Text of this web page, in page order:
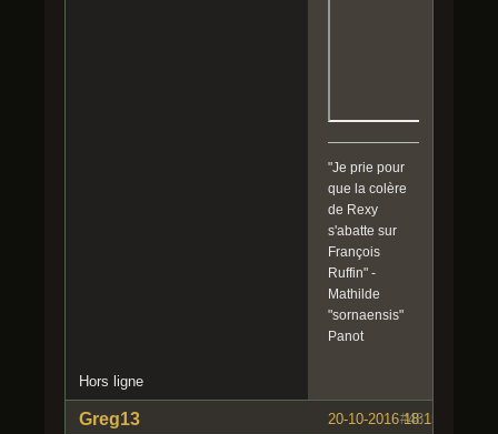
"Je prie pour
que la colère
de Rexy
s'abatte sur
François
Ruffin" -
Mathilde
"sornaensis"
Panot
Hors ligne
#48
20-10-2016 18:15:58
Greg13